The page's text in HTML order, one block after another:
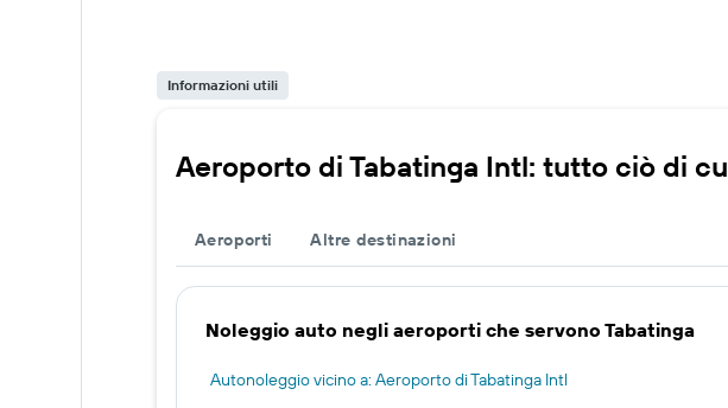
Informazioni utili
Aeroporto di Tabatinga Intl: tutto ciò di
Aeroporti Altre destinazioni
Noleggio auto negli aeroporti che servono Tabatinga
Autonoleggio vicino a: Aeroporto di Tabatinga Intl